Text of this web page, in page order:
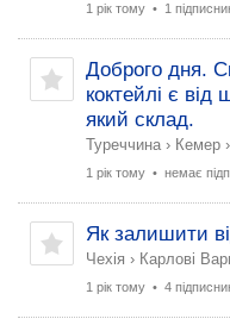
1 рік тому • 1
Доброго дня.
коктейлі є
який склад.
Туреччина › Кемер ›
1 рік тому • немає
Як залишити
Чехія › Карлові
1 рік тому • 4